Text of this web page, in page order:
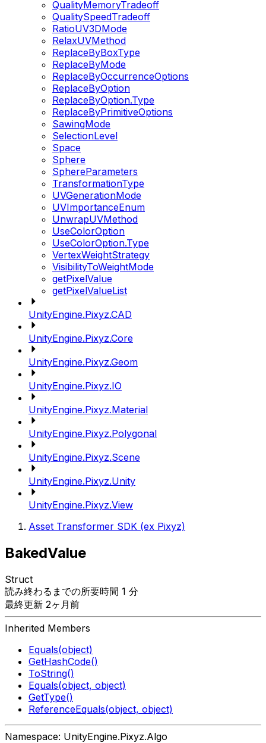
QualityMemoryTradeoff
QualitySpeedTradeoff
RatioUV3DMode
RelaxUVMethod
ReplaceByBoxType
ReplaceByMode
ReplaceByOccurrenceOptions
ReplaceByOption
ReplaceByOption.Type
ReplaceByPrimitiveOptions
SawingMode
SelectionLevel
Space
Sphere
SphereParameters
TransformationType
UVGenerationMode
UVImportanceEnum
UnwrapUVMethod
UseColorOption
UseColorOption.Type
VertexWeightStrategy
VisibilityToWeightMode
getPixelValue
getPixelValueList
UnityEngine.Pixyz.CAD
UnityEngine.Pixyz.Core
UnityEngine.Pixyz.Geom
UnityEngine.Pixyz.IO
UnityEngine.Pixyz.Material
UnityEngine.Pixyz.Polygonal
UnityEngine.Pixyz.Scene
UnityEngine.Pixyz.Unity
UnityEngine.Pixyz.View
Asset Transformer SDK (ex Pixyz)
BakedValue
Struct
読み終わるまでの所要時間 1 分
最終更新 2ヶ月前
Inherited Members
Equals(object)
GetHashCode()
ToString()
Equals(object, object)
GetType()
ReferenceEquals(object, object)
Namespace: UnityEngine.Pixyz.Algo